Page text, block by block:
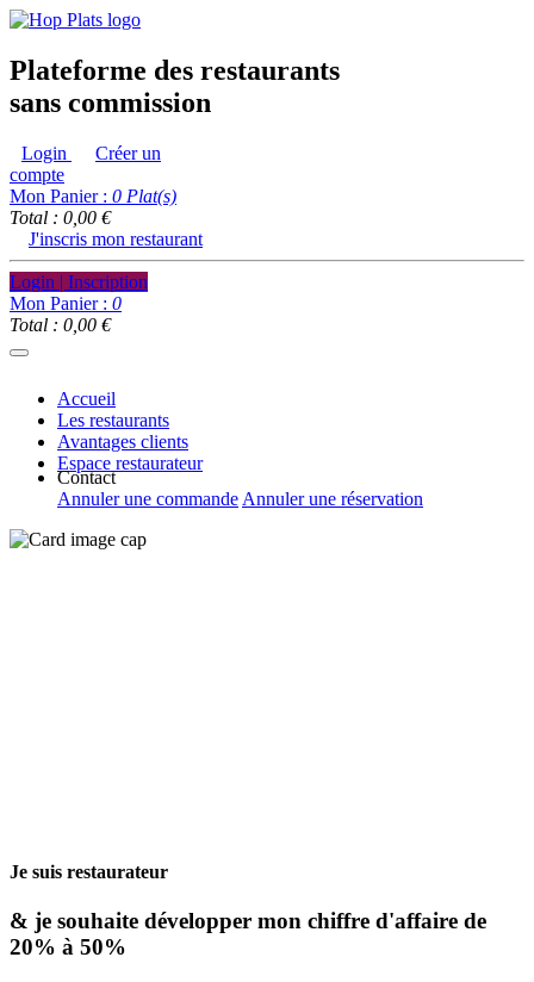
Plateforme des restaurants
sans commission
Login
Créer un
compte
Mon Panier : 0 Plat(s)
Total : 0,00 €
J'inscris mon restaurant
Login | Inscription
Mon Panier : 0
Total : 0,00 €
Accueil
Les restaurants
Avantages clients
Espace restaurateur
Contact
Annuler une commande Annuler une réservation
Je suis restaurateur
& je souhaite développer mon chiffre d'affaire de
20% à 50%